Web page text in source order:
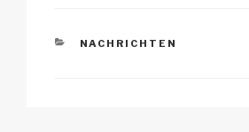
KATEGORIEN
NACHRICHTEN